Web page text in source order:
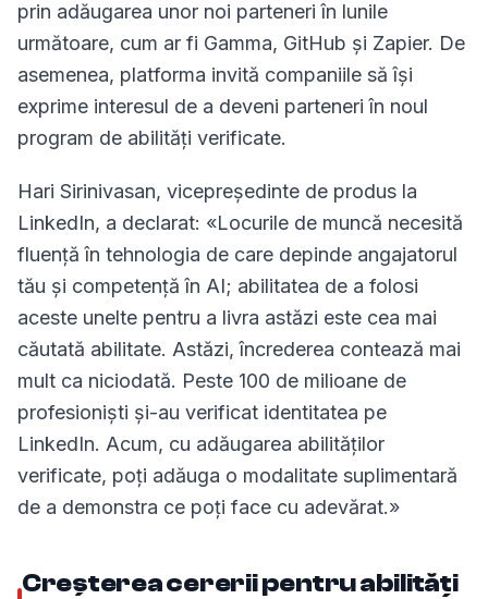
prin adăugarea unor noi parteneri în lunile
următoare, cum ar fi Gamma, GitHub și Zapier. De
asemenea, platforma invită companiile să își
exprime interesul de a deveni parteneri în noul
program de abilități verificate.
Hari Sirinivasan, vicepreședinte de produs la
LinkedIn, a declarat: «Locurile de muncă necesită
fluență în tehnologia de care depinde angajatorul
tău și competență în AI; abilitatea de a folosi
aceste unelte pentru a livra astăzi este cea mai
căutată abilitate. Astăzi, încrederea contează mai
mult ca niciodată. Peste 100 de milioane de
profesioniști și-au verificat identitatea pe
LinkedIn. Acum, cu adăugarea abilităților
verificate, poți adăuga o modalitate suplimentară
de a demonstra ce poți face cu adevărat.»
Creșterea cererii pentru abilități